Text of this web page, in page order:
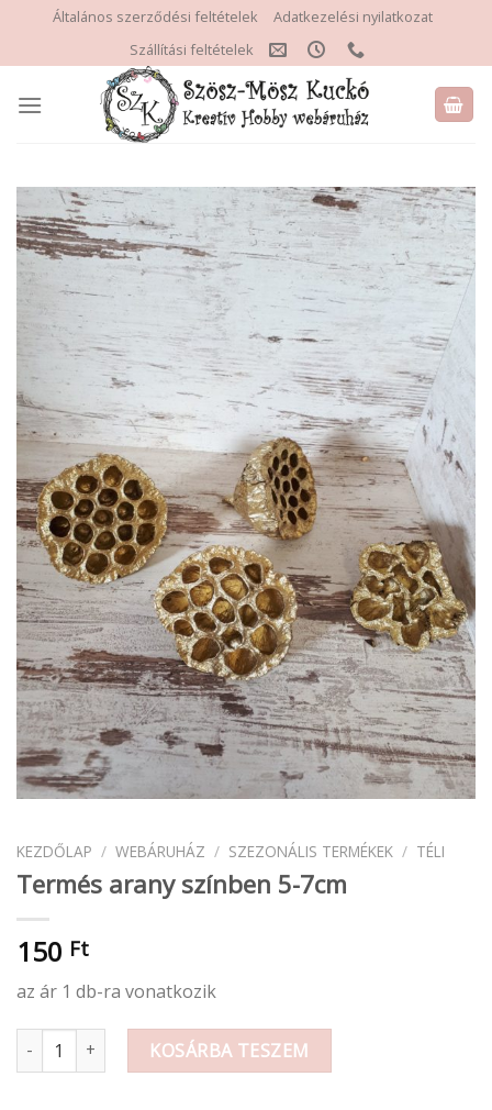
content
Általános szerződési feltételek
Adatkezelési nyilatkozat
Szállítási feltételek
KEZDŐLAP / WEBÁRUHÁZ / SZEZONÁLIS TERMÉKEK / TÉLI
Termés arany színben 5-7cm
150 Ft
az ár 1 db-ra vonatkozik
Termés arany színben 5-7cm mennyiség
KOSÁRBA TESZEM